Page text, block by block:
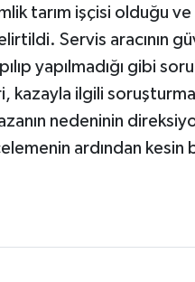
tarım işçisi olduğu
Servis aracının
yapılmadığı gibi
kazayla ilgili
nedeninin
ardından kesin